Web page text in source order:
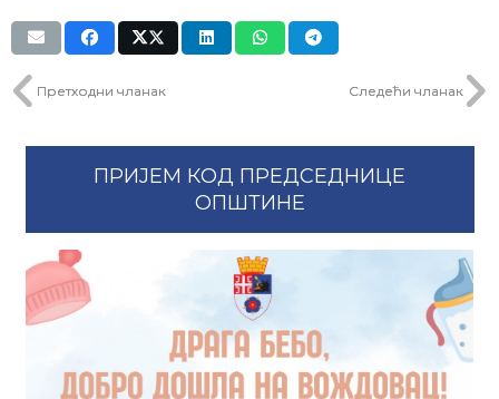
Претходни чланак Следећи чланак
ПРИЈЕМ КОД ПРЕДСЕДНИЦЕ
ОПШТИНЕ